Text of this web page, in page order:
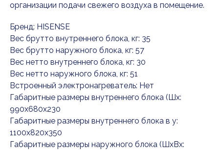
организации подачи свежего воздуха в помещение.
Бренд: HISENSE
Вес брутто внутреннего блока, кг: 35
Вес брутто наружного блока, кг: 57
Вес нетто внутреннего блока, кг: 30
Вес нетто наружного блока, кг: 51
Встроенный электронагреватель: Нет
Габаритные размеры внутреннего блока (Шx:
990x680x230
Габаритные размеры внутреннего блока в у:
1100x820x350
Габаритные размеры наружного блока (ШxВx: